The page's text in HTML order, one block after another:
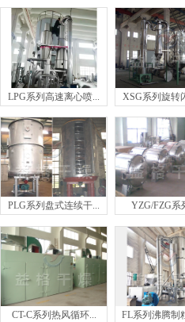
LPG系列高速离心喷... XSG系列旋转
PLG系列盘式连续干... YZG/FZG系
CT-C系列热风循环... FL系列沸腾制